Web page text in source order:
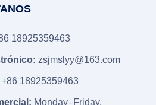
18925359463
zsjmslyy@163.com
+86 18925359463
Monday–Friday,